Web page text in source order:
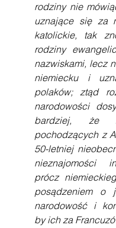
rodziny nie
uznające się za
katolickie, tak
rodziny
nazwiskami, lecz
niemiecku i
polaków; ztąd
narodowości
bardziej, że
pochodzących z
50-letniej
nieznajomości
prócz
posądzeniem o
narodowość i
by ich za